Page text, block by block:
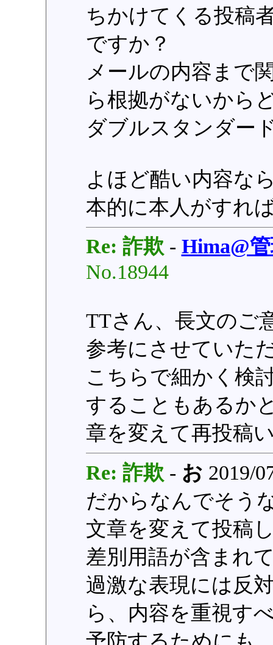
ちかけてくる投稿
ですか？
メールの内容まで
ら根拠がないから
ダブルスタンダー
よほど酷い内容な
本的に本人がすれ
Re: 詐欺 - Hima@
No.18944
TTさん、長文のご
参考にさせていた
こちらで細かく検
することもあるか
章を変えて再投稿
Re: 詐欺 - お 2019/
だからなんでそう
文章を変えて投稿
差別用語が含まれ
過激な表現には反
ら、内容を重視す